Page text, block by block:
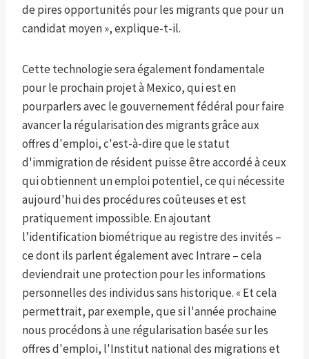
de pires opportunités pour les migrants que pour un
candidat moyen », explique-t-il.
Cette technologie sera également fondamentale
pour le prochain projet à Mexico, qui est en
pourparlers avec le gouvernement fédéral pour faire
avancer la régularisation des migrants grâce aux
offres d'emploi, c'est-à-dire que le statut
d'immigration de résident puisse être accordé à ceux
qui obtiennent un emploi potentiel, ce qui nécessite
aujourd'hui des procédures coûteuses et est
pratiquement impossible. En ajoutant
l’identification biométrique au registre des invités –
ce dont ils parlent également avec Intrare – cela
deviendrait une protection pour les informations
personnelles des individus sans historique. « Et cela
permettrait, par exemple, que si l'année prochaine
nous procédons à une régularisation basée sur les
offres d'emploi, l'Institut national des migrations et